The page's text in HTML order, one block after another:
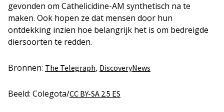
gevonden om Cathelicidine-AM synthetisch na te
maken. Ook hopen ze dat mensen door hun
ontdekking inzien hoe belangrijk het is om bedreigde
diersoorten te redden.
Bronnen: The Telegraph, DiscoveryNews
Beeld: Colegota/CC BY-SA 2.5 ES